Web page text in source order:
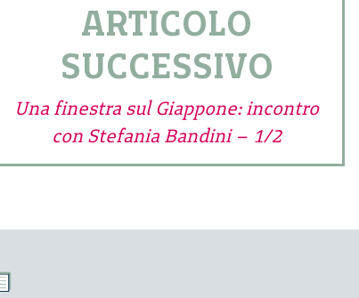
ARTICOLO
SUCCESSIVO
Una finestra sul Giappone: incontro
con Stefania Bandini – 1/2